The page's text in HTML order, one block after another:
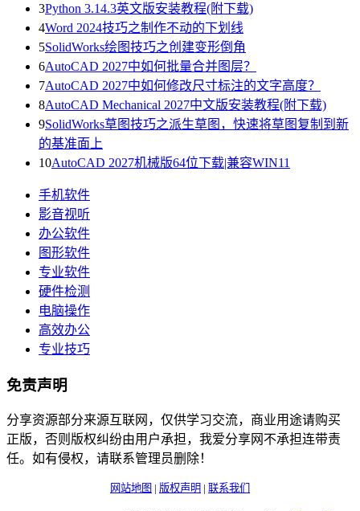
3Python 3.14.3英文版安装教程(附下载)
4Word 2024技巧之制作不动的下划线
5SolidWorks绘图技巧之创建变形倒角
6AutoCAD 2027中如何批量合并图层？
7AutoCAD 2027中如何修改尺寸标注的文字高度？
8AutoCAD Mechanical 2027中文版安装教程(附下载)
9SolidWorks草图技巧之派生草图，快速将草图复制到新
的基准面上
10AutoCAD 2027机械版64位下载|兼容WIN11
手机软件
影音视听
办公软件
图形软件
专业软件
硬件检测
电脑操作
高效办公
专业技巧
免责声明
分享资源部分来源互联网，仅供学习交流，商业用途请购买
正版，否则版权纠纷由用户承担，我爱分享网不承担连带责
任。如有侵权，请联系管理员删除！
网站地图 | 版权声明 | 联系我们